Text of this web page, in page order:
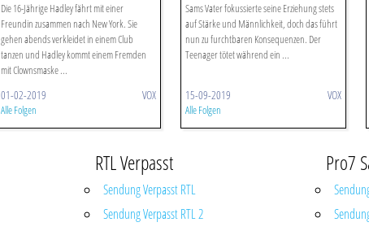
Die 16-Jährige Hadley fährt mit einer
Freundin zusammen nach New York. Sie
gehen abends verkleidet in einem Club
tanzen und Hadley kommt einem Fremden
mit Clownsmaske ...
01-02-2019 VOX
Alle Folgen
Sams Vater fokussierte seine Erziehung stets
auf Stärke und Männlichkeit, doch das führt
nun zu furchtbaren Konsequenzen. Der
Teenager tötet während ein ...
15-09-2019 VOX
Alle Folgen
RTL Verpasst
Sendung Verpasst RTL
Sendung Verpasst RTL 2
Pro7